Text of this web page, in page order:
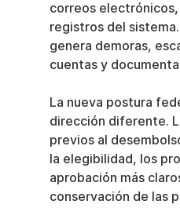
correos
registros del
genera demoras,
cuentas y
La nueva postura
dirección diferente.
previos al
la elegibilidad, los
aprobación más
conservación de las